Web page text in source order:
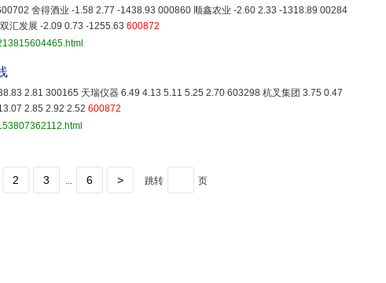
舍得酒业 -1.58 2.77 -1438.93 000860 顺鑫农业 -2.60 2.33 -1318.89 00284
汇发展 -2.09 0.73 -1255.63 600872
2.81 300165 天瑞仪器 6.49 4.13 5.11 5.25 2.70 603298 杭叉集团 3.75 0.47
2.85 2.92 2.52 600872
2 3 ... 6 > 跳转 页